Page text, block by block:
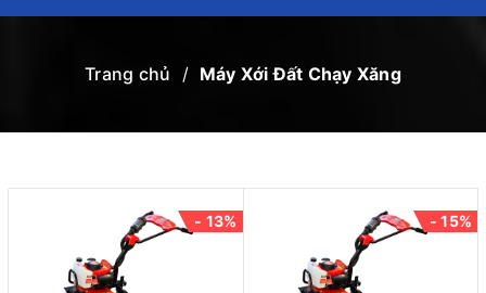
Trang chủ / Máy Xới Đất Chạy Xăng
- 13% - 15%